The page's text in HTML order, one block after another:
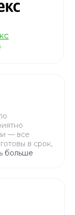
— все
в срок,
больше